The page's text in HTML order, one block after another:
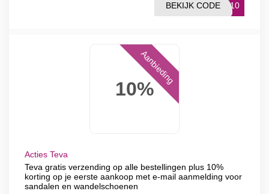
RA10
BEKIJK CODE
10%
Aanbieding
Acties Teva
Teva gratis verzending op alle bestellingen plus 10%
korting op je eerste aankoop met e-mail aanmelding voor
sandalen en wandelschoenen